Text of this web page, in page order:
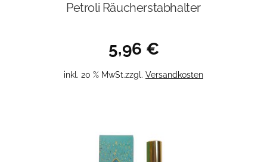
Petroli Räucherstabhalter
5,96 €
inkl. 20 % MwSt.zzgl. Versandkosten